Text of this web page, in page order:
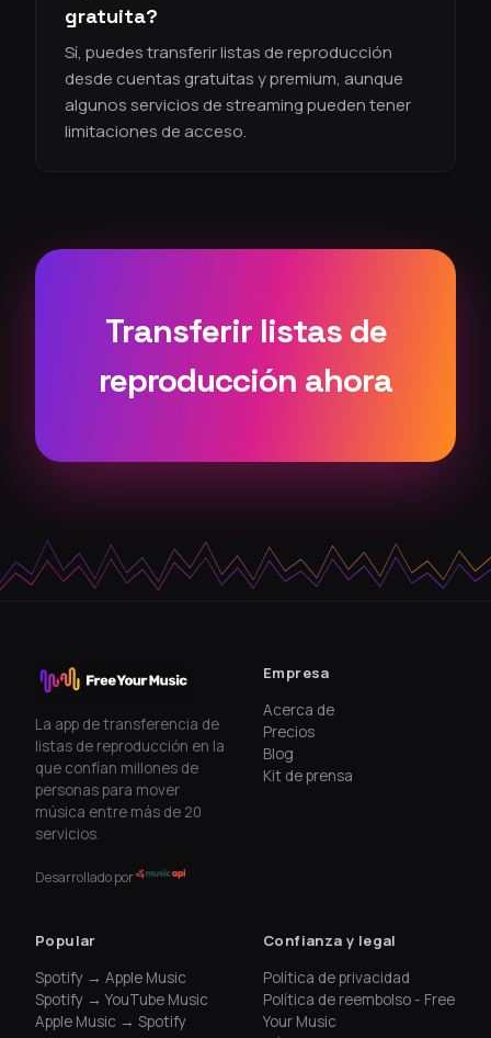
gratuita?
Sí, puedes transferir listas de reproducción
desde cuentas gratuitas y premium, aunque
algunos servicios de streaming pueden tener
limitaciones de acceso.
Transferir listas de
reproducción ahora
La app de transferencia de
listas de reproducción en la
que confían millones de
personas para mover
música entre más de 20
servicios.
Desarrollado por
Empresa
Acerca de
Precios
Blog
Kit de prensa
Popular
Spotify → Apple Music
Spotify → YouTube Music
Apple Music → Spotify
Confianza y legal
Política de privacidad
Política de reembolso - Free
Your Music